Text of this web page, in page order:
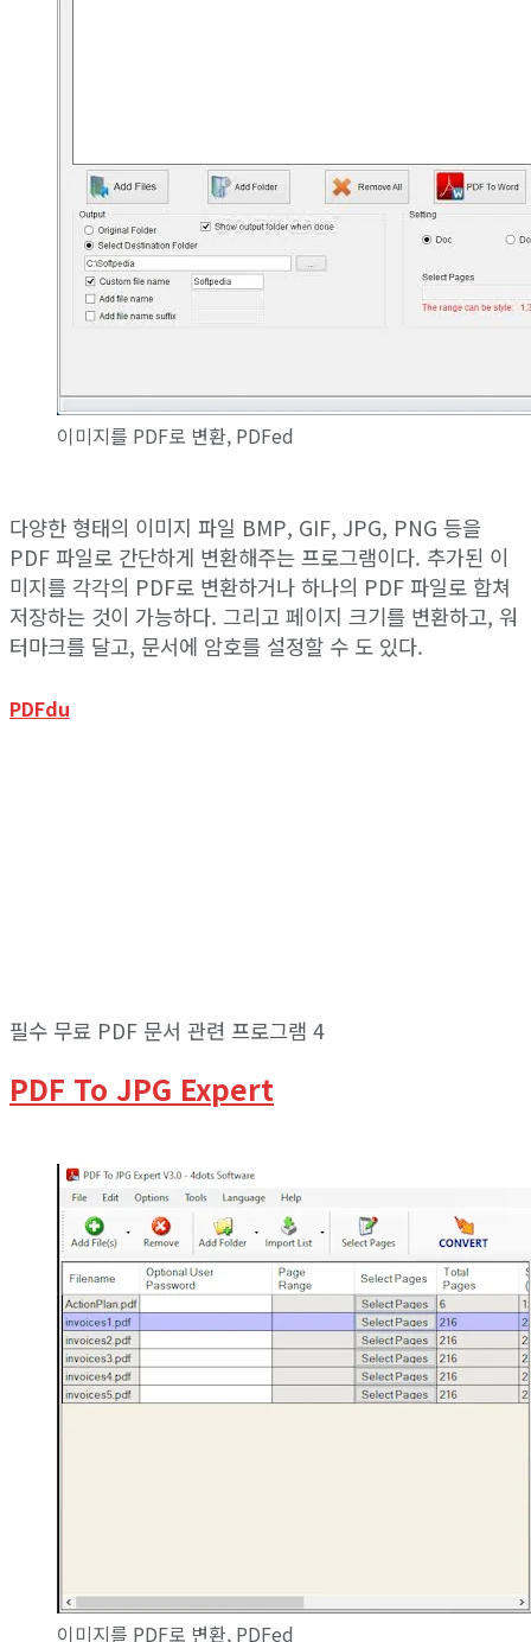
이미지를 PDF로 변환, PDFed
다양한 형태의 이미지 파일 BMP, GIF, JPG, PNG 등을
PDF 파일로 간단하게 변환해주는 프로그램이다. 추가된 이
미지를 각각의 PDF로 변환하거나 하나의 PDF 파일로 합쳐
저장하는 것이 가능하다. 그리고 페이지 크기를 변환하고, 워
터마크를 달고, 문서에 암호를 설정할 수 도 있다.
PDFdu
필수 무료 PDF 문서 관련 프로그램 4
PDF To JPG Expert
이미지를 PDF로 변환, PDFed